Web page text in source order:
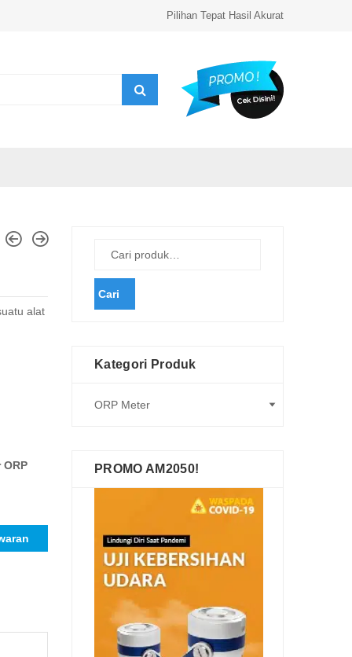
Pilihan Tepat Hasil Akurat
alat
Cari
Kategori Produk
PROMO AM2050!